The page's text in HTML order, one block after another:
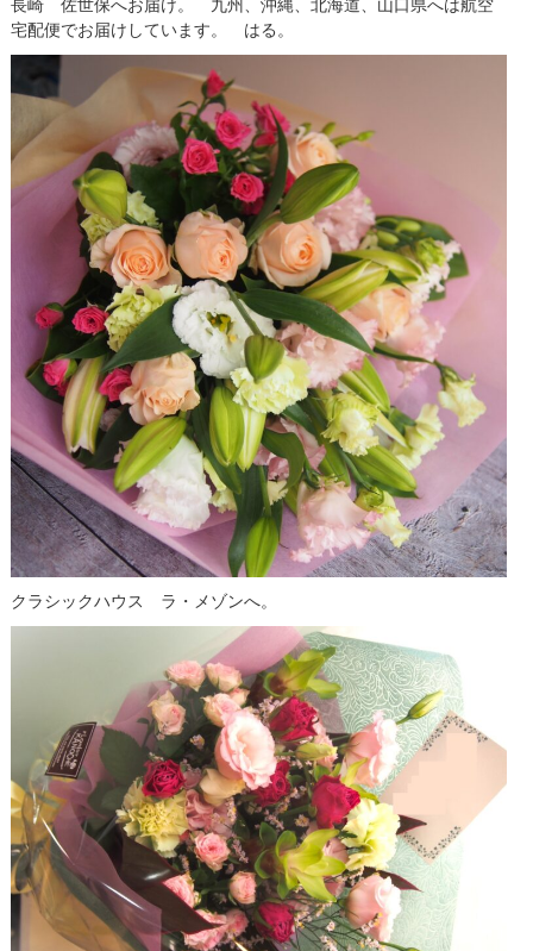
長崎 佐世保へお届け。 九州、沖縄、北海道、山口県へは航空
宅配便でお届けしています。 はる。
クラシックハウス ラ・メゾンへ。